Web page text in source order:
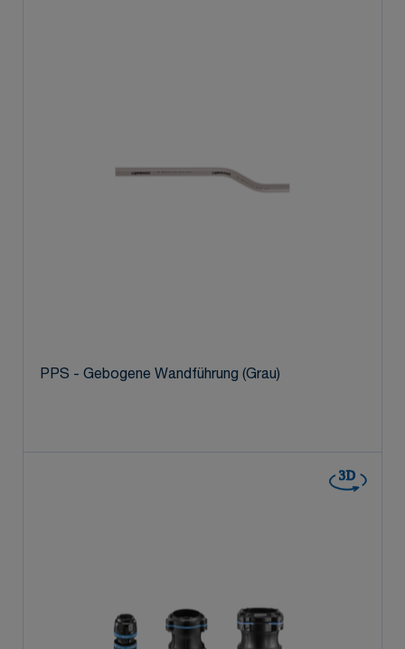
PPS - Gebogene Wandführung (Grau)
3D